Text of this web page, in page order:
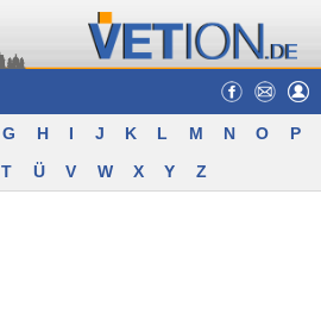
G H I J K L M N O
P
T Ü V W X Y Z